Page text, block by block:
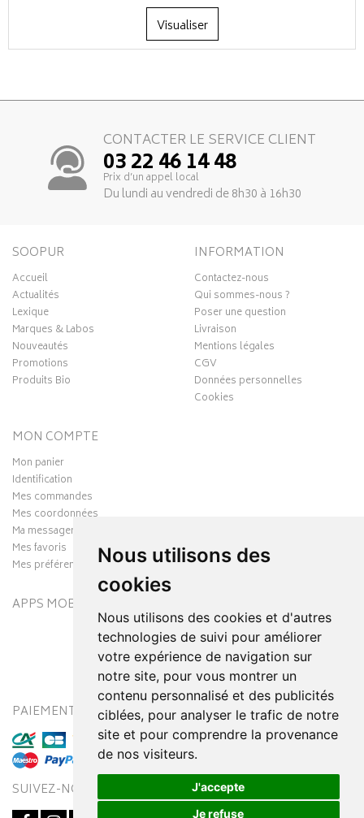
Nous utilisons des
cookies
Nous utilisons des cookies et d'autres
technologies de suivi pour améliorer
votre expérience de navigation sur
notre site, pour vous montrer un
contenu personnalisé et des publicités
ciblées, pour analyser le trafic de notre
site et pour comprendre la provenance
de nos visiteurs.
J'accepte
Je refuse
Visualiser
CONTACTER LE SERVICE CLIENT
03 22 46 14 48
Prix d’un appel local
Du lundi au vendredi de 8h30 à 16h30
SOOPUR
Accueil
Actualités
Lexique
Marques & Labos
Nouveautés
Promotions
Produits Bio
INFORMATION
Contactez-nous
Qui sommes-nous ?
Poser une question
Livraison
Mentions légales
CGV
Données personnelles
Cookies
MON COMPTE
Mon panier
Identification
Mes commandes
Mes coordonnées
Ma messagerie
Mes favoris
Mes préférences Cookies
APPS MOBILES
PAIEMENT SÉCURISÉ MODES DE LIVRAISON
SUIVEZ-NOUS SUR